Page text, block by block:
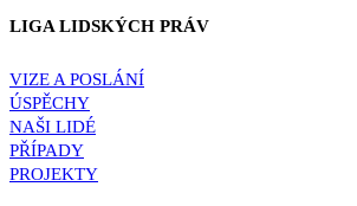
LIGA LIDSKÝCH PRÁV
VIZE A POSLÁNÍ
ÚSPĚCHY
NAŠI LIDÉ
PŘÍPADY
PROJEKTY